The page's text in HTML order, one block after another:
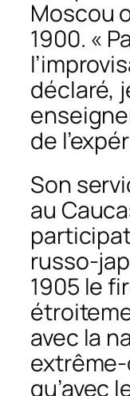
Moscou
1900. «
déclaré,
de
Son
au
russo-
1905 le
avec la
qu’avec